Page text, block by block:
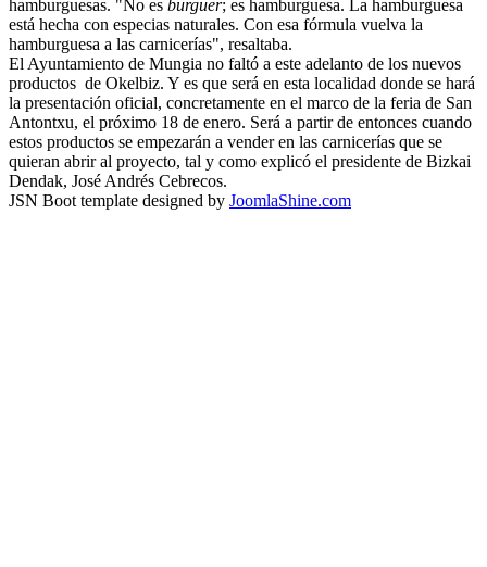
hamburguesas. "No es burguer; es hamburguesa. La hamburguesa
está hecha con especias naturales. Con esa fórmula vuelva la
hamburguesa a las carnicerías", resaltaba.
El Ayuntamiento de Mungia no faltó a este adelanto de los nuevos
productos de Okelbiz. Y es que será en esta localidad donde se hará
la presentación oficial, concretamente en el marco de la feria de San
Antontxu, el próximo 18 de enero. Será a partir de entonces cuando
estos productos se empezarán a vender en las carnicerías que se
quieran abrir al proyecto, tal y como explicó el presidente de Bizkai
Dendak, José Andrés Cebrecos.
JSN Boot template designed by JoomlaShine.com